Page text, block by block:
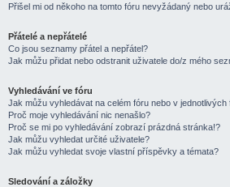
Přišel mi od někoho na tomto fóru nevyžádaný nebo
Přátelé a nepřátelé
Co jsou seznamy přátel a nepřátel?
Jak můžu přidat nebo odstranit uživatele do/z mého
Vyhledávání ve fóru
Jak můžu vyhledávat na celém fóru nebo v jednotlivých
Proč moje vyhledávání nic nenašlo?
Proč se mi po vyhledávání zobrazí prázdná stránka!?
Jak můžu vyhledat určité uživatele?
Jak můžu vyhledat svoje vlastní příspěvky a témata?
Sledování a záložky